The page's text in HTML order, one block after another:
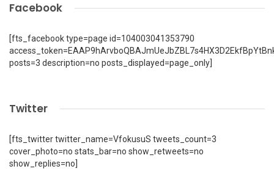
Facebook
[fts_facebook type=page id=104003041353790
posts=3 description=no posts_displayed=page_only]
Twitter
[fts_twitter twitter_name=VfokusuS tweets_count=3
cover_photo=no stats_bar=no show_retweets=no
show_replies=no]